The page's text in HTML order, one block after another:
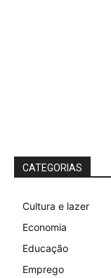
CATEGORIAS
Cultura e lazer
Economia
Educação
Emprego